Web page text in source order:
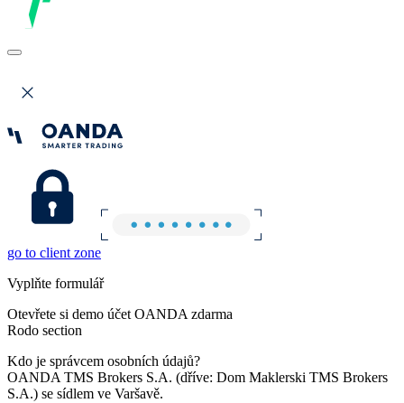
go to client zone
Vyplňte formulář
Otevřete si demo účet OANDA zdarma
Rodo section
Kdo je správcem osobních údajů?
OANDA TMS Brokers S.A. (dříve: Dom Maklerski TMS Brokers
S.A.) se sídlem ve Varšavě.